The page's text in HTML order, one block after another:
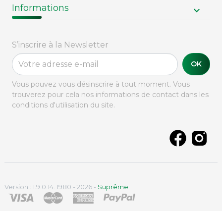
Informations
S’inscrire à la Newsletter
OK
Vous pouvez vous désinscrire à tout moment. Vous
trouverez pour cela nos informations de contact dans les
conditions d'utilisation du site.
Version : 1.9.0.14. 1980 - 2026 - Suprême